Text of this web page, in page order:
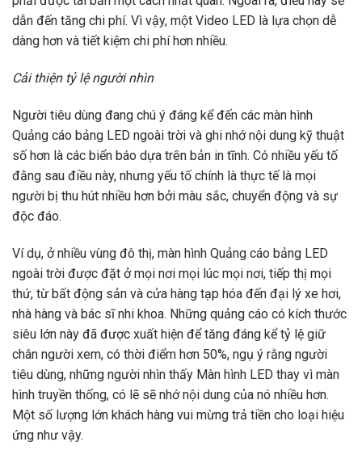
dẫn đến tăng chi phí. Vì vậy, một Video LED là lựa chọn dễ
dàng hơn và tiết kiệm chi phí hơn nhiều.
Cải thiện tỷ lệ người nhìn
Người tiêu dùng đang chú ý đáng kể đến các màn hình
Quảng cáo bảng LED ngoài trời và ghi nhớ nội dung kỹ thuật
số hơn là các biển báo dựa trên bản in tĩnh. Có nhiều yếu tố
đằng sau điều này, nhưng yếu tố chính là thực tế là mọi
người bị thu hút nhiều hơn bởi màu sắc, chuyển động và sự
độc đáo.
Ví dụ, ở nhiều vùng đô thị, màn hình Quảng cáo bảng LED
ngoài trời được đặt ở mọi nơi mọi lúc mọi nơi, tiếp thị mọi
thứ, từ bất động sản và cửa hàng tạp hóa đến đại lý xe hơi,
nhà hàng và bác sĩ nhi khoa. Những quảng cáo có kích thước
siêu lớn này đã được xuất hiện để tăng đáng kể tỷ lệ giữ
chân người xem, có thời điểm hơn 50%, ngụ ý rằng người
tiêu dùng, những người nhìn thấy Màn hình LED thay vì màn
hình truyền thống, có lẽ sẽ nhớ nội dung của nó nhiều hơn.
Một số lượng lớn khách hàng vui mừng trả tiền cho loại hiệu
ứng như vậy.